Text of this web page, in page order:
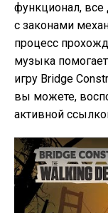
функционал, все
с законами
процесс
музыка
игру Bridge
вы можете,
активной